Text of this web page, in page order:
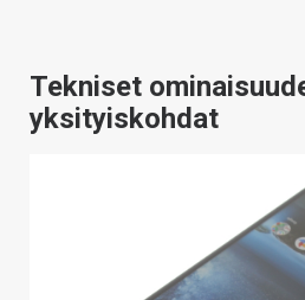
Tekniset
yksityiskohdat